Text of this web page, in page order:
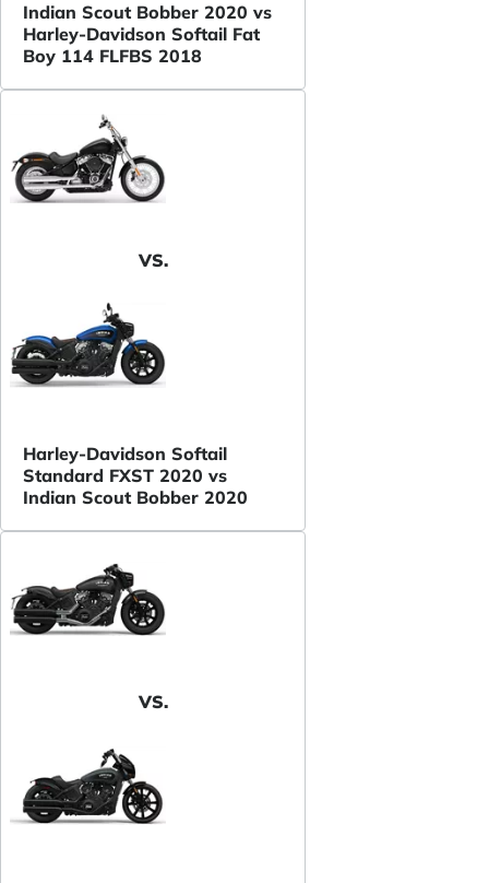
Indian Scout Bobber 2020 vs
Harley-Davidson Softail Fat
Boy 114 FLFBS 2018
VS.
Harley-Davidson Softail
Standard FXST 2020 vs
Indian Scout Bobber 2020
VS.